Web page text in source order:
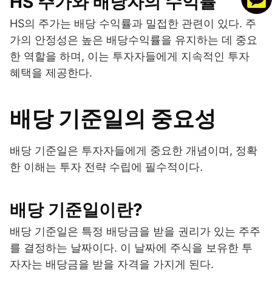
HS의 주가는 배당 수익률과 밀접한 관련이 있다. 주
가의 안정성은 높은 배당수익률을 유지하는 데 중요
한 역할을 하며, 이는 투자자들에게 지속적인 투자
혜택을 제공한다.
배당 기준일의 중요성
배당 기준일은 투자자들에게 중요한 개념이며, 정확
한 이해는 투자 전략 수립에 필수적이다.
배당 기준일이란?
배당 기준일은 특정 배당금을 받을 권리가 있는 주주
를 결정하는 날짜이다. 이 날짜에 주식을 보유한 투
자자는 배당금을 받을 자격을 가지게 된다.